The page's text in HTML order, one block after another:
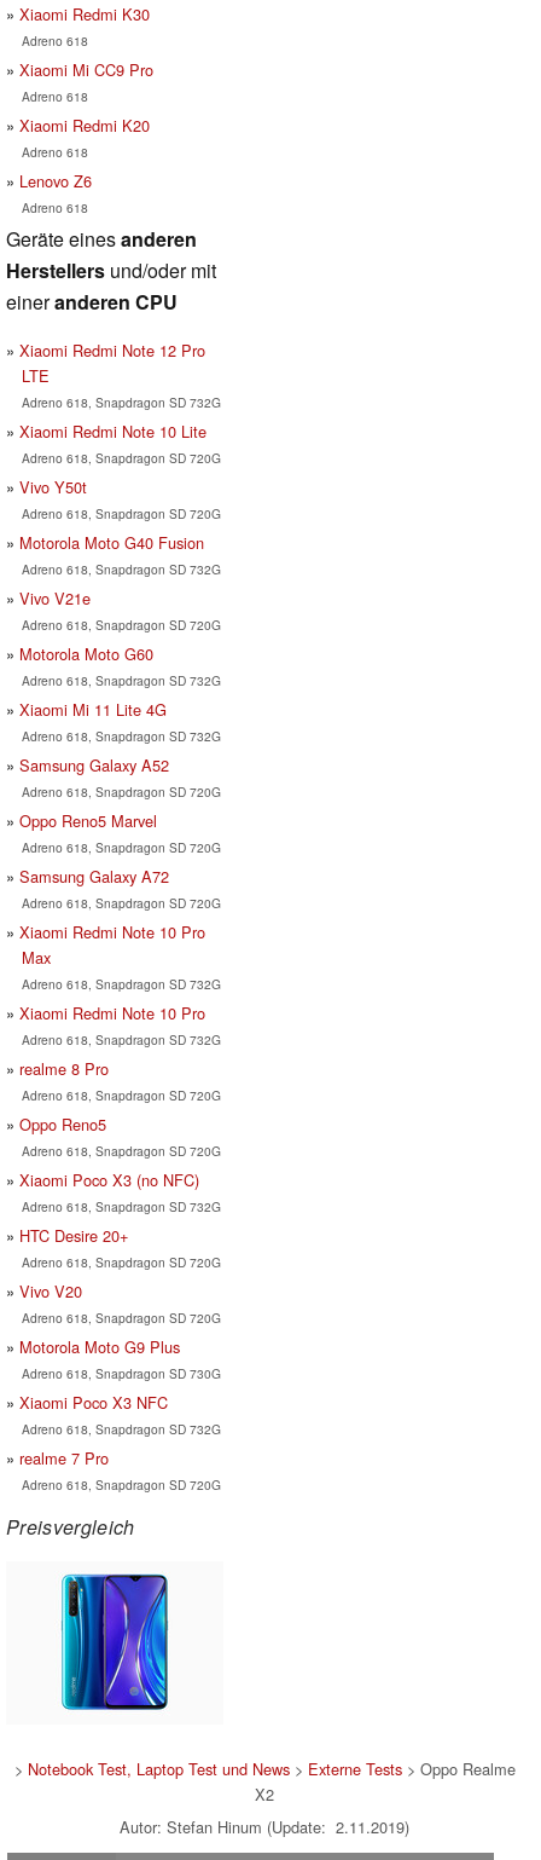
Xiaomi Redmi K30
Adreno 618
Xiaomi Mi CC9 Pro
Adreno 618
Xiaomi Redmi K20
Adreno 618
Lenovo Z6
Adreno 618
Geräte einesanderen
Herstellers und/oder mit
eineranderen CPU
Xiaomi Redmi Note 12 Pro
LTE
Adreno 618, Snapdragon SD 732G
Xiaomi Redmi Note 10 Lite
Adreno 618, Snapdragon SD 720G
Vivo Y50t
Adreno 618, Snapdragon SD 720G
Motorola Moto G40 Fusion
Adreno 618, Snapdragon SD 732G
Vivo V21e
Adreno 618, Snapdragon SD 720G
Motorola Moto G60
Adreno 618, Snapdragon SD 732G
Xiaomi Mi 11 Lite 4G
Adreno 618, Snapdragon SD 732G
Samsung Galaxy A52
Adreno 618, Snapdragon SD 720G
Oppo Reno5 Marvel
Adreno 618, Snapdragon SD 720G
Samsung Galaxy A72
Adreno 618, Snapdragon SD 720G
Xiaomi Redmi Note 10 Pro
Max
Adreno 618, Snapdragon SD 732G
Xiaomi Redmi Note 10 Pro
Adreno 618, Snapdragon SD 732G
realme 8 Pro
Adreno 618, Snapdragon SD 720G
Oppo Reno5
Adreno 618, Snapdragon SD 720G
Xiaomi Poco X3 (no NFC)
Adreno 618, Snapdragon SD 732G
HTC Desire 20+
Adreno 618, Snapdragon SD 720G
Vivo V20
Adreno 618, Snapdragon SD 720G
Motorola Moto G9 Plus
Adreno 618, Snapdragon SD 730G
Xiaomi Poco X3 NFC
Adreno 618, Snapdragon SD 732G
realme 7 Pro
Adreno 618, Snapdragon SD 720G
Preisvergleich
> Notebook Test, Laptop Test und News> Externe Tests> Oppo Realme
X2
Autor: Stefan Hinum (Update: 2.11.2019)